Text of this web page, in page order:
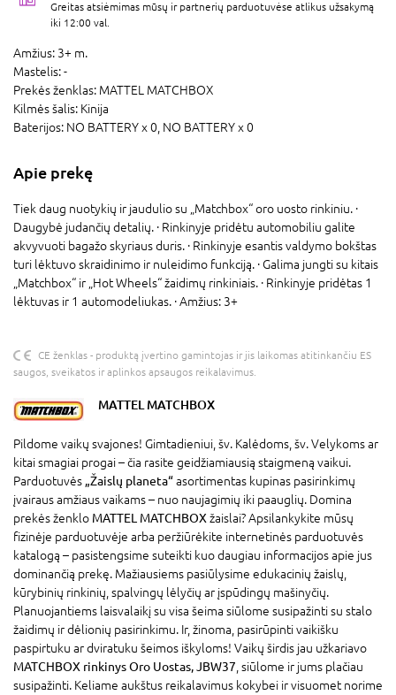
Greitas atsiėmimas mūsų ir partnerių parduotuvėse atlikus užsakymą
iki 12:00 val.
Amžius: 3+ m.
Mastelis:-
Prekės ženklas: MATTEL MATCHBOX
Kilmės šalis: Kinija
Baterijos: NO BATTERY x 0, NO BATTERY x 0
Apie prekę
Tiek daug nuotykių ir jaudulio su „Matchbox“ oro uosto rinkiniu. ·
Daugybė judančių detalių. · Rinkinyje pridėtu automobiliu galite
akvyvuoti bagažo skyriaus duris. · Rinkinyje esantis valdymo bokštas
turi lėktuvo skraidinimo ir nuleidimo funkciją. · Galima jungti su kitais
„Matchbox“ ir „Hot Wheels“ žaidimų rinkiniais. · Rinkinyje pridėtas 1
lėktuvas ir 1 automodeliukas. · Amžius: 3+
CE ženklas - produktą įvertino gamintojas ir jis laikomas atitinkančiu ES
saugos, sveikatos ir aplinkos apsaugos reikalavimus.
MATTEL MATCHBOX
Pildome vaikų svajones! Gimtadieniui, šv. Kalėdoms, šv. Velykoms ar
kitai smagiai progai – čia rasite geidžiamiausią staigmeną vaikui.
Parduotuvės „Žaislų planeta“asortimentas kupinas pasirinkimų
įvairaus amžiaus vaikams – nuo naujagimių iki paauglių. Domina
prekės ženklo MATTEL MATCHBOX žaislai? Apsilankykite mūsų
fizinėje parduotuvėje arba peržiūrėkite internetinės parduotuvės
katalogą – pasistengsime suteikti kuo daugiau informacijos apie jus
dominančią prekę. Mažiausiems pasiūlysime edukacinių žaislų,
kūrybinių rinkinių, spalvingų lėlyčių ar įspūdingų mašinyčių.
Planuojantiems laisvalaikį su visa šeima siūlome susipažinti su stalo
žaidimų ir dėlionių pasirinkimu. Ir, žinoma, pasirūpinti vaikišku
paspirtuku ar dviratuku šeimos iškyloms! Vaikų širdis jau užkariavo
MATCHBOX rinkinys Oro Uostas, JBW37 , siūlome ir jums plačiau
susipažinti. Keliame aukštus reikalavimus kokybei ir visuomet norime